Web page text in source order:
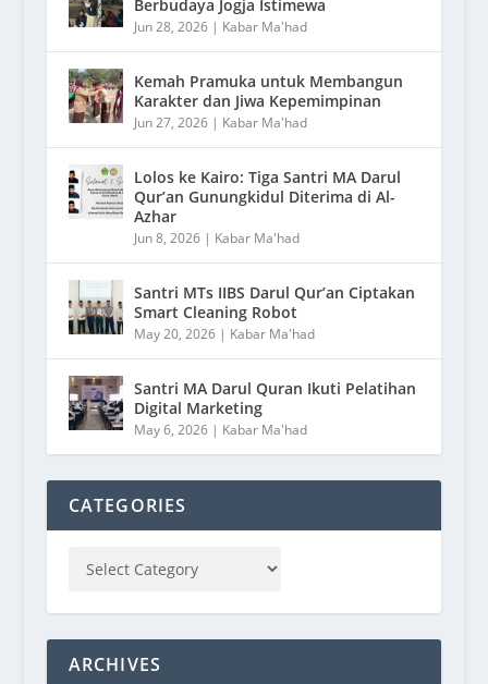
Berbudaya Jogja Istimewa
Jun 28, 2026| Kabar Ma'had
Kemah Pramuka untuk Membangun
Karakter dan Jiwa Kepemimpinan
Jun 27, 2026| Kabar Ma'had
Lolos ke Kairo: Tiga Santri MA Darul
Qur’an Gunungkidul Diterima di Al-
Azhar
Jun 8, 2026| Kabar Ma'had
Santri MTs IIBS Darul Qur’an Ciptakan
Smart Cleaning Robot
May 20, 2026| Kabar Ma'had
Santri MA Darul Quran Ikuti Pelatihan
Digital Marketing
May 6, 2026| Kabar Ma'had
CATEGORIES
ARCHIVES